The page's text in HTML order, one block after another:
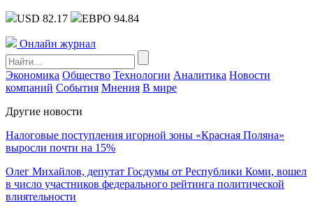
USD 82.17 ЕВРО 94.84
Онлайн журнал
Экономика Общество Технологии Аналитика Новости
компаний События Мнения В мире
Другие новости
Налоговые поступления игорной зоны «Красная Поляна»
выросли почти на 15%
Олег Михайлов, депутат Госдумы от Республики Коми, вошел
в число участников федерального рейтинга политической
влиятельности